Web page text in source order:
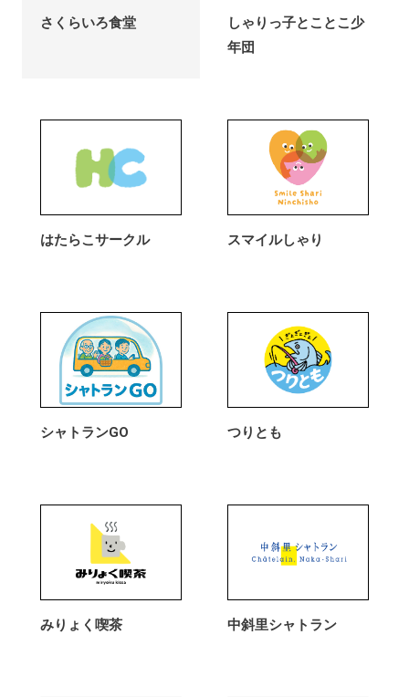
さくらいろ食堂
しゃりっ子とことこ少
年団
はたらこサークル スマイルしゃり
シャトランGO つりとも
みりょく喫茶 中斜里シャトラン